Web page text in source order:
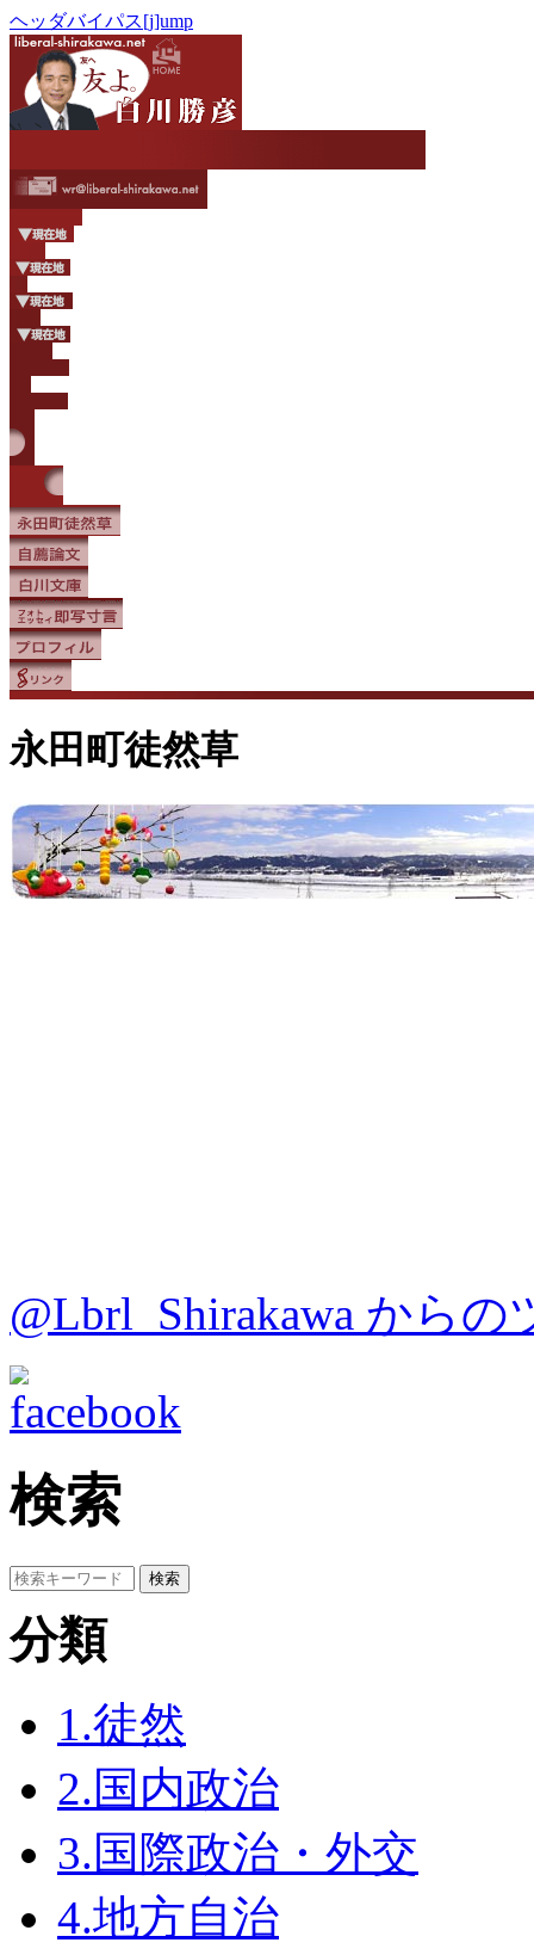
ヘッダバイパス[j]ump
永田町徒然草
@Lbrl_Shirakawa からの
検索
分類
1.徒然
2.国内政治
3.国際政治・外交
4.地方自治